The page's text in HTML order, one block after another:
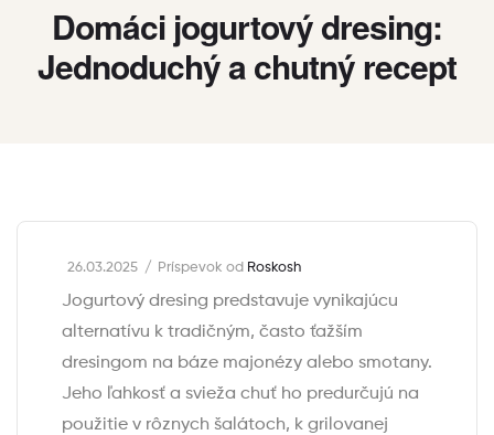
Domáci jogurtový dresing:
Jednoduchý a chutný recept
26.03.2025 Príspevok od Roskosh
Jogurtový dresing predstavuje vynikajúcu
alternatívu k tradičným, často ťažším
dresingom na báze majonézy alebo smotany.
Jeho ľahkosť a svieža chuť ho predurčujú na
použitie v rôznych šalátoch, k grilovanej